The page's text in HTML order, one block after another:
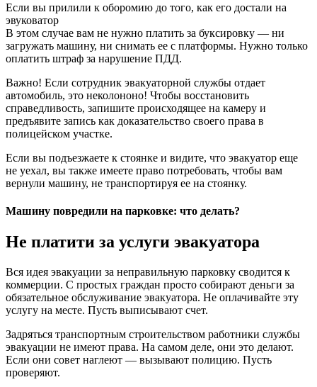
Если вы прилили к оборомию до того, как его достали на
эвуковатор
В этом случае вам не нужно платить за буксировку — ни
загружать машину, ни снимать ее с платформы. Нужно только
оплатить штраф за нарушение ПДД.
Важно! Если сотрудник эвакуаторной службы отдает
автомобиль, это неколононо! Чтобы восстановить
справедливость, запишите происходящее на камеру и
предъявите запись как доказательство своего права в
полицейском участке.
Если вы подъезжаете к стоянке и видите, что эвакуатор еще
не уехал, вы также имеете право потребовать, чтобы вам
вернули машину, не транспортируя ее на стоянку.
Машину повредили на парковке: что делать?
Не платити за услуги эвакуатора
Вся идея эвакуации за неправильную парковку сводится к
коммерции. С простых граждан просто собирают деньги за
обязательное обслуживание эвакуатора. Не оплачивайте эту
услугу на месте. Пусть выписывают счет.
Задряться транспортным строительством работники службы
эвакуации не имеют права. На самом деле, они это делают.
Если они совет наглеют — вызывают полицию. Пусть
проверяют.